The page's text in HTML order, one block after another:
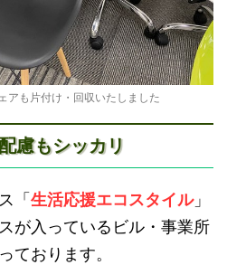
アも片付け・回収いたしました
慮もシッカリ
「 生活応援エコスタイル」
が入っているビル・事業所
ております。